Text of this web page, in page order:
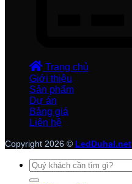
Trang chủ
Giới thiệu
Sản phẩm
Dự án
Bảng giá
Liên hệ
Copyright 2026 © LedDuhal.net
Tìm
kiếm: